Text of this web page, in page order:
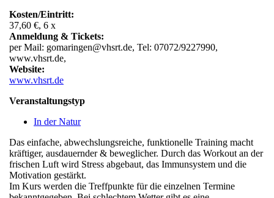
Kosten/Eintritt:
37,60 €, 6 x
Anmeldung & Tickets:
per Mail: gomaringen@vhsrt.de, Tel: 07072/9227990,
www.vhsrt.de,
Website:
www.vhsrt.de
Veranstaltungstyp
In der Natur
Das einfache, abwechslungsreiche, funktionelle Training macht
kräftiger, ausdauernder & beweglicher. Durch das Workout an der
frischen Luft wird Stress abgebaut, das Immunsystem und die
Motivation gestärkt.
Im Kurs werden die Treffpunkte für die einzelnen Termine